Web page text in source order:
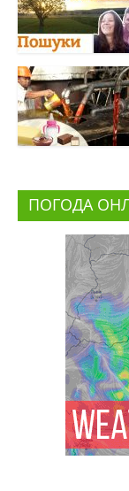
ПОГОДА